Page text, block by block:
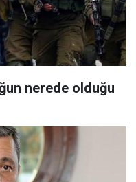
nerede olduğu